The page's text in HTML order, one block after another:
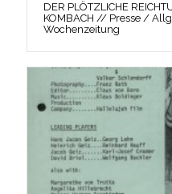
DER PLÖTZLICHE
KOMBACH // Presse /
Wochenzeitung